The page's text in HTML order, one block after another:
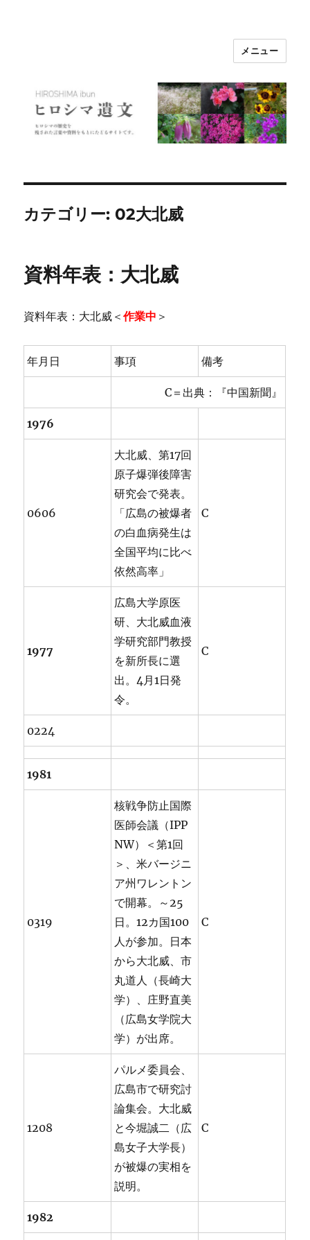
メニュー
カテゴリー: 02大北威
資料年表：大北威
資料年表：大北威＜作業中 ＞
年月日 事項 備考
C＝出典：『中国新聞』
1976
0606
大北威、第17回
原子爆弾後障害
研究会で発表。
「広島の被爆者
の白血病発生は
全国平均に比べ
依然高率」
C
1977
広島大学原医
研、大北威血液
学研究部門教授
を新所長に選
出。4月1日発
令。
C
0224
1981
0319
核戦争防止国際
医師会議（IPP
NW）＜第1回
＞、米バージニ
ア州ワレントン
で開幕。～25
日。12カ国100
人が参加。日本
から大北威、市
丸道人（長崎大
学）、庄野直美
（広島女学院大
学）が出席。
C
1208
パルメ委員会、
広島市で研究討
論集会。大北威
と今堀誠二（広
島女子大学長）
が被爆の実相を
説明。
C
1982